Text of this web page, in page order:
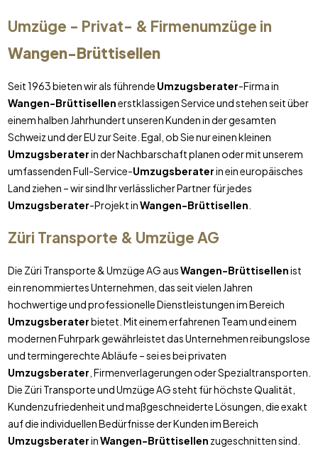
Umzüge - Privat- & Firmenumzüge in
Wangen-Brüttisellen
Seit 1963 bieten wir als führende Umzugsberater-Firma in
Wangen-Brüttisellenerstklassigen Service und stehen seit über
einem halben Jahrhundert unseren Kunden in der gesamten
Schweiz und der EU zur Seite. Egal, ob Sie nur einen kleinen
Umzugsberaterin der Nachbarschaft planen oder mit unserem
umfassenden Full-Service-Umzugsberaterin ein europäisches
Land ziehen – wir sind Ihr verlässlicher Partner für jedes
Umzugsberater-Projekt inWangen-Brüttisellen
Züri Transporte & Umzüge AG
Die Züri Transporte & Umzüge AG ausWangen-Brüttisellenist
ein renommiertes Unternehmen, das seit vielen Jahren
hochwertige und professionelle Dienstleistungen im Bereich
Umzugsberaterbietet. Mit einem erfahrenen Team und einem
modernen Fuhrpark gewährleistet das Unternehmen reibungslose
und termingerechte Abläufe – sei es bei privaten
Umzugsberater , Firmenverlagerungen oder Spezialtransporten.
Die Züri Transporte und Umzüge AG steht für höchste Qualität,
Kundenzufriedenheit und maßgeschneiderte Lösungen, die exakt
auf die individuellen Bedürfnisse der Kunden im Bereich
UmzugsberaterinWangen-Brüttisellen zugeschnitten sind.